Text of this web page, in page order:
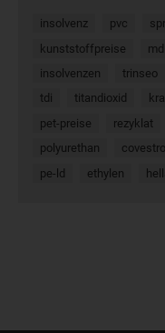
insolvenz pvc
kunststoffpreise
mdi
insolvenzen
trinseo
tdi
titandioxid
pet-preise
rezyklat
polyurethan
covestro
pe-ld
ethylen